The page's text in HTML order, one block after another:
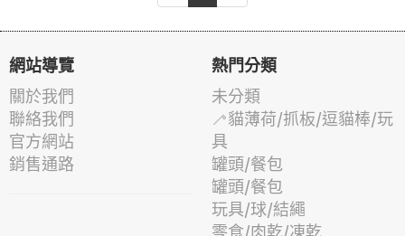
網站導覽
關於我們
聯絡我們
官方網站
銷售通路
熱門分類
未分類
🦯貓薄荷/抓板/逗貓棒/玩
具
罐頭/餐包
罐頭/餐包
玩具/球/結繩